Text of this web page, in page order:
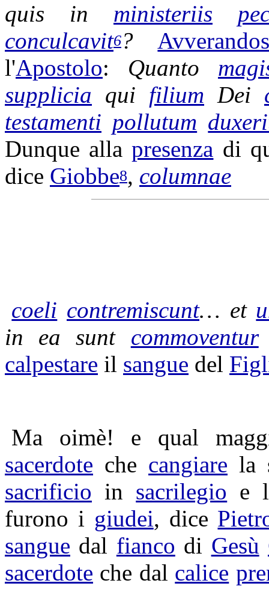
quis in ministeriis
conculcavit6?
l'Apostolo: Quanto
supplicia qui filium Dei
testamenti pollutum
Dunque allapresenza di
dice Giobbe8, columnae
coeli contremiscunt… et
in ea sunt commoventur
calpestare il sangue del
Ma oimè! e qual
sacerdote che cangiare la
sacrificio in sacrilegio e
furono i giudei, dice
sangue dal fianco di Gesù
sacerdote che dal calice